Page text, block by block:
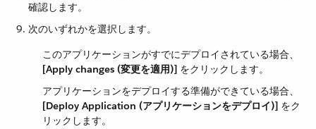
確認します。
次のいずれかを選択します。
このアプリケーションがすでにデプロイされている場合、​
[Apply changes (変更を適用)] ​ をクリックします。
アプリケーションをデプロイする準備ができている場合、​
[Deploy Application (アプリケーションをデプロイ)] ​ をク
リックします。